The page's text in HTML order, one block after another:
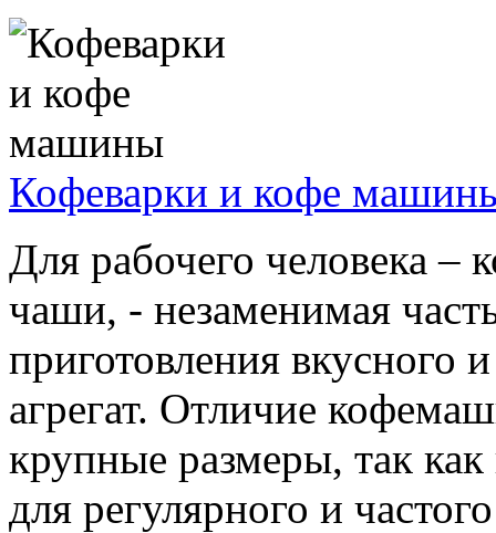
Кофеварки и кофе
Для рабочего человека
чаши, - незаменимая
приготовления вкусного
агрегат. Отличие
крупные размеры, так
для регулярного и